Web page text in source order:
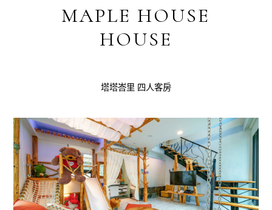
MAPLE HOUSE
HOUSE
塔塔峇里 四人客房